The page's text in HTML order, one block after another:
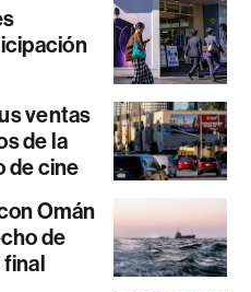
ventas
de la
de cine
Omán
de
final